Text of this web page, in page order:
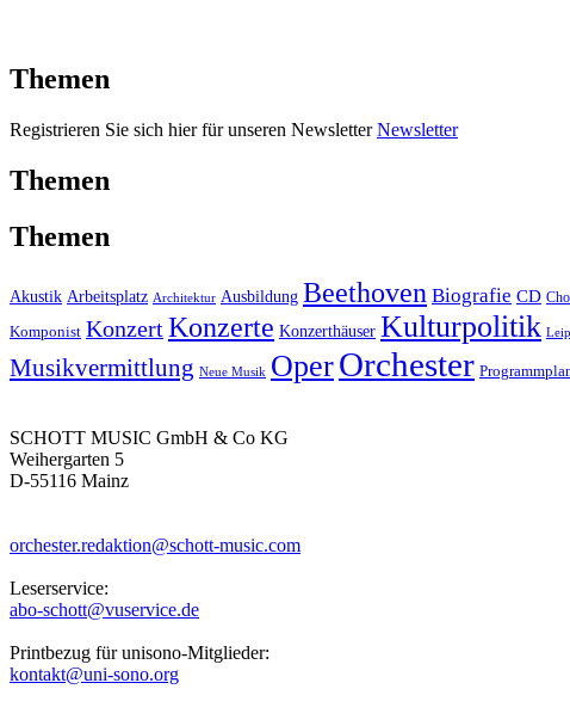
Themen
Registrieren Sie sich hier für unseren NewsletterNewsletter
Themen
Themen
Akustik Arbeitsplatz Architektur Ausbildung Beethoven Biografie CD
Komponist KonzertKonzerte Konzerthäuser Kulturpolitik
Musikvermittlung Neue Musik OperOrchester
SCHOTT MUSIC GmbH & Co KG
Weihergarten 5
D-55116 Mainz
orchester.redaktion@schott-music.com
Leserservice:
abo-schott@vuservice.de
Printbezug für unisono-Mitglieder:
kontakt@uni-sono.org